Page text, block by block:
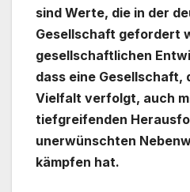
sind Werte, die in der
Gesellschaft gefordert
gesellschaftlichen
dass eine Gesellschaft,
Vielfalt verfolgt, auch
tiefgreifenden
unerwünschten
kämpfen hat.